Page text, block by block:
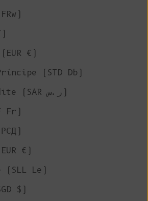
€)
(STD Db)
Arabie Saoudite (SAR ر.س)
Fr)
€)
(SLL Le)
$)